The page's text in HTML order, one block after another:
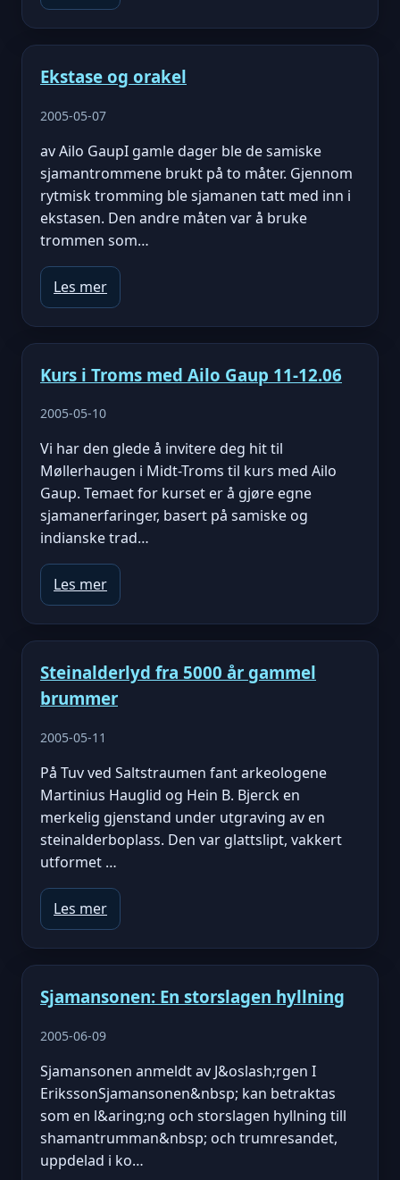
Ekstase og orakel
2005-05-07
av Ailo GaupI gamle dager ble de samiske
sjamantrommene brukt på to måter. Gjennom
rytmisk tromming ble sjamanen tatt med inn i
ekstasen. Den andre måten var å bruke
trommen som…
Les mer
Kurs i Troms med Ailo Gaup 11-12.06
2005-05-10
Vi har den glede å invitere deg hit til
Møllerhaugen i Midt-Troms til kurs med Ailo
Gaup. Temaet for kurset er å gjøre egne
sjamanerfaringer, basert på samiske og
indianske trad…
Les mer
Steinalderlyd fra 5000 år gammel
brummer
2005-05-11
På Tuv ved Saltstraumen fant arkeologene
Martinius Hauglid og Hein B. Bjerck en
merkelig gjenstand under utgraving av en
steinalderboplass. Den var glattslipt, vakkert
utformet …
Les mer
Sjamansonen: En storslagen hyllning
2005-06-09
Sjamansonen anmeldt av J&oslash;rgen I
ErikssonSjamansonen&nbsp; kan betraktas
som en l&aring;ng och storslagen hyllning till
shamantrumman&nbsp; och trumresandet,
uppdelad i ko…